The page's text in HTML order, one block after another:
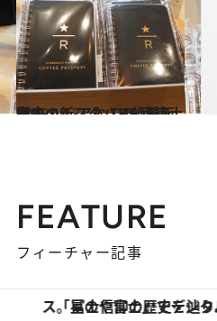
2019.10.2
銀座の新スタバで絶賛販売中！ レアな THE 東京土産
グルメ
FEATURE
フィーチャー記事